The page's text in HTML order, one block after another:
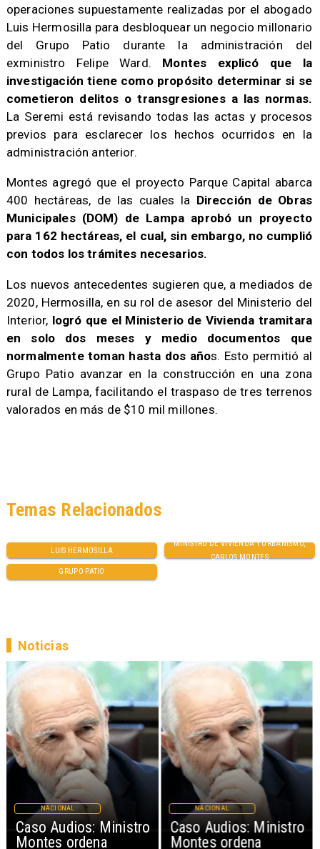
operaciones supuestamente realizadas por el abogado
Luis Hermosilla para desbloquear un negocio millonario
del Grupo Patio durante la administración del
exministro Felipe Ward. Montes explicó que la
investigación tiene como propósito determinar si se
cometieron delitos o transgresiones a las normas.
La Seremi está revisando todas las actas y procesos
previos para esclarecer los hechos ocurridos en la
administración anterior.
Montes agregó que el proyecto Parque Capital abarca
400 hectáreas, de las cuales la Dirección de Obras
Municipales (DOM) de Lampa aprobó un proyecto
para 162 hectáreas, el cual, sin embargo, no cumplió
con todos los trámites necesarios.
Los nuevos antecedentes sugieren que, a mediados de
2020, Hermosilla, en su rol de asesor del Ministerio del
Interior, logró que el Ministerio de Vivienda tramitara
en solo dos meses y medio documentos que
normalmente toman hasta dos años. Esto permitió al
Grupo Patio avanzar en la construcción en una zona
rural de Lampa, facilitando el traspaso de tres terrenos
valorados en más de $10 mil millones.
LUIS HERMOSILLA
MINISTRO DE VIVIENDA Y URBANISMO,
CARLOS MONTES
GRUPO PATIO
Temas Relacionados
Caso Audios: Ministro
Montes ordena
NACIONAL
Caso Audios: Ministro
Montes ordena
NACIONAL
Noticias